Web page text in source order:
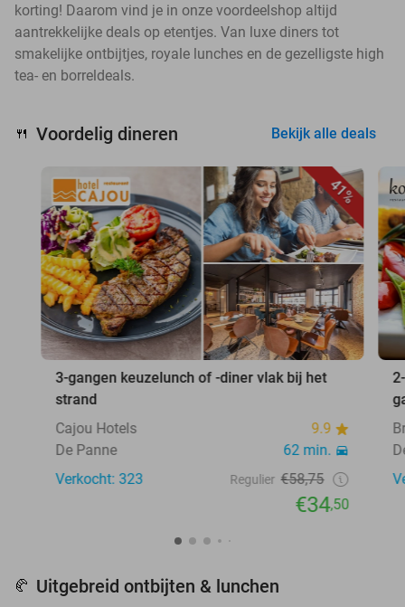
korting! Daarom vind je in onze voordeelshop altijd
aantrekkelijke deals op etentjes. Van luxe diners tot
smakelijke ontbijtjes, royale lunches en de gezelligste high
tea- en borreldeals.
🍴 Voordelig dineren Bekijk alle deals
41%
3-gangen keuzelunch of -diner vlak bij het
strand
Cajou Hotels
9.9
De Panne
62 min.
Verkocht: 323
Regulier €58,75
€34,50
🥐 Uitgebreid ontbijten & lunchen